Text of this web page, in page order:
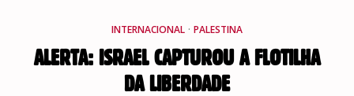
INTERNACIONAL · PALESTINA
ALERTA: ISRAEL CAPTUROU A FLOTILHA
DA LIBERDADE